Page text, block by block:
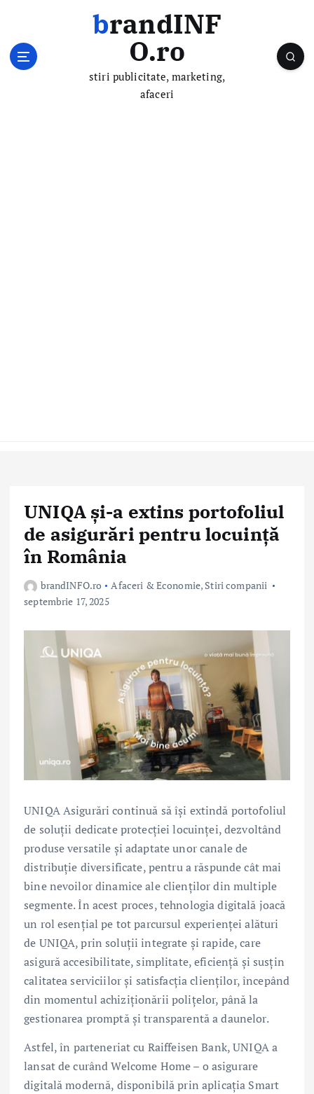
brandINF
O.ro
stiri publicitate, marketing,
afaceri
UNIQA și-a extins portofoliul
de asigurări pentru locuință
în România
brandINFO.ro Afaceri & Economie, Stiri companii
septembrie 17, 2025
UNIQA Asigurări continuă să își extindă portofoliul
de soluții dedicate protecției locuinței, dezvoltând
produse versatile și adaptate unor canale de
distribuție diversificate, pentru a răspunde cât mai
bine nevoilor dinamice ale clienților din multiple
segmente. În acest proces, tehnologia digitală joacă
un rol esențial pe tot parcursul experienței alături
de UNIQA, prin soluții integrate și rapide, care
asigură accesibilitate, simplitate, eficiență și susțin
calitatea serviciilor și satisfacția clienților, începând
din momentul achiziționării polițelor, până la
gestionarea promptă și transparentă a daunelor.
Astfel, în parteneriat cu Raiffeisen Bank, UNIQA a
lansat de curând Welcome Home – o asigurare
digitală modernă, disponibilă prin aplicația Smart